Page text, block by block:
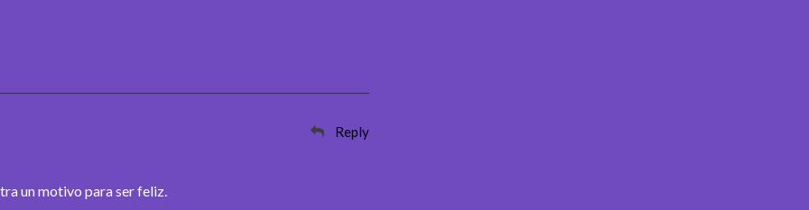
Reply
un motivo para ser feliz.